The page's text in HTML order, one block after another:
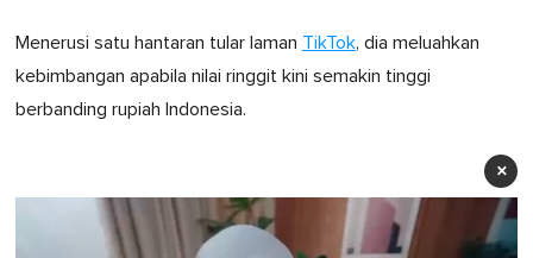
Menerusi satu hantaran tular laman TikTok, dia meluahkan
kebimbangan apabila nilai ringgit kini semakin tinggi
berbanding rupiah Indonesia.
×